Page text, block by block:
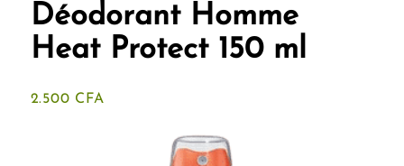
Déodorant Homme
Heat Protect 150 ml
2.500 CFA